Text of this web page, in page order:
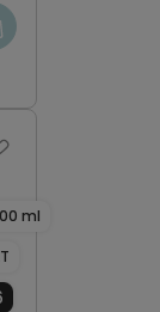
ml